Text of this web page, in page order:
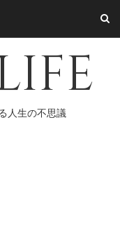
人生の不思議